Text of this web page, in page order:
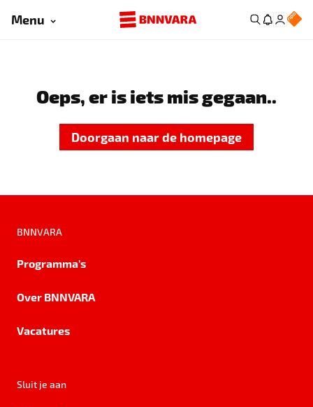
Menu
Oeps, er is iets mis gegaan..
Doorgaan naar de homepage
BNNVARA
Programma's
Over BNNVARA
Vacatures
Sluit je aan